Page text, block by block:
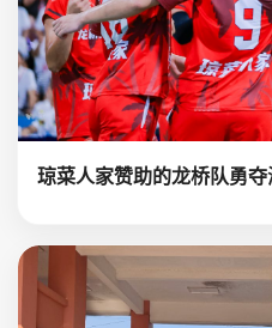
琼菜人家赞助的龙桥队勇